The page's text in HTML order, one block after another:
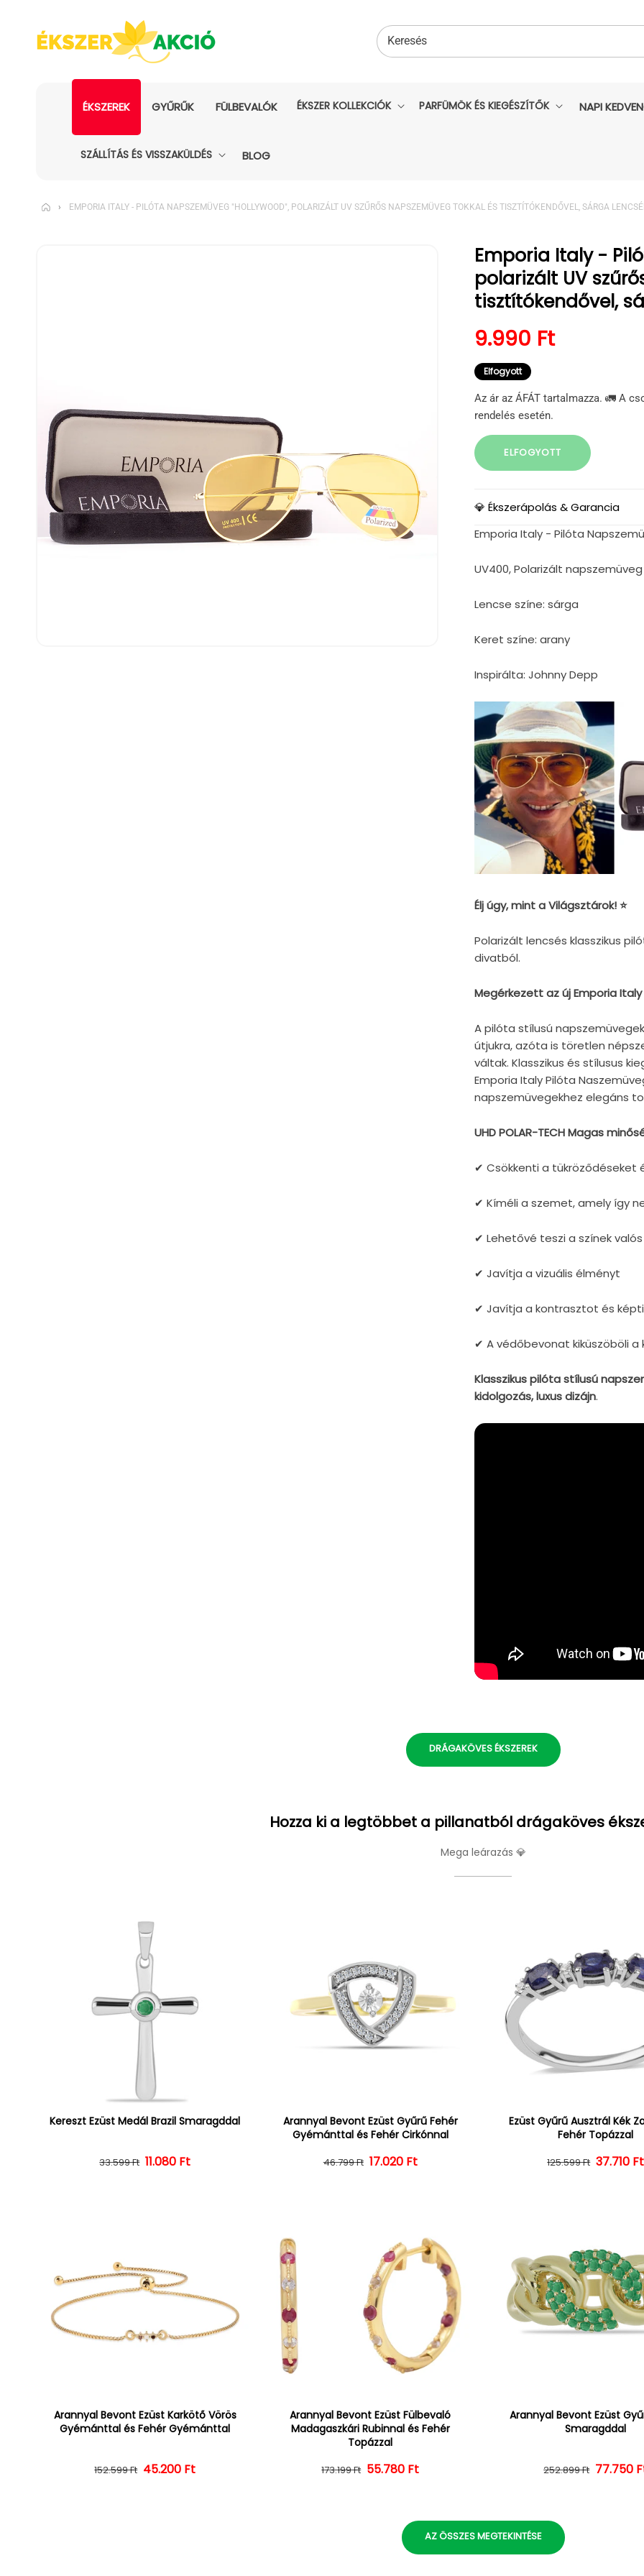
Keresés
ÉKSZEREK GYŰRŰK FÜLBEVALÓK ÉKSZER KOLLEKCIÓK PARFÜMÖK ÉS KIEGÉSZÍTŐK NAPI
SZÁLLÍTÁS ÉS VISSZAKÜLDÉS BLOG
› EMPORIA ITALY - PILÓTA NAPSZEMÜVEG "HOLLYWOOD", POLARIZÁLT UV SZŰRŐS NAPSZEMÜVEG TOKKAL ÉS TISZTÍTÓKENDŐVEL, SÁRGA
Emporia Italy -
polarizált UV
tisztítókendővel,
Normál ár
9.990 Ft
Elfogyott
Az ár az ÁFÁT tartalmazza. 🚛 A
rendelés esetén.
ELFOGYOTT
💎 Ékszerápolás & Garancia
Emporia Italy - Pilóta
UV400, Polarizált
Lencse színe: sárga
Keret színe: arany
Inspirálta: Johnny Depp
Élj úgy, mint a Világsztárok! ⭐
Polarizált lencsés klasszikus
divatból.
Megérkezett az új Emporia
A pilóta stílusú
útjukra, azóta is töretlen
váltak. Klasszikus és stílusus
Emporia Italy Pilóta
napszemüvegekhez elegáns
UHD POLAR-TECH Magas
✔ Csökkenti a tükröződéseket
✔ Kíméli a szemet, amely így
✔ Lehetővé teszi a színek
✔ Javítja a vizuális élményt
✔ Javítja a kontrasztot és
✔ A védőbevonat kiküszöböli a
Klasszikus pilóta stílusú
kidolgozás, luxus dizájn.
DRÁGAKÖVES ÉKSZEREK
Hozza ki a legtöbbet a pillanatból drágaköves
Mega leárazás 💎
Kereszt Ezüst Medál Brazil Smaragddal
Normál ár
33.599 Ft Kedvezményes ár
11.080 Ft
Arannyal Bevont Ezüst Gyűrű Fehér
Gyémánttal és Fehér Cirkónnal
Normál ár
46.799 Ft Kedvezményes ár
17.020 Ft
Ezüst Gyűrű Ausztrál Kék
Fehér Topázzal
Normál ár
125.599 Ft 37.710 Ft
Arannyal Bevont Ezüst Karkötő Vörös
Gyémánttal és Fehér Gyémánttal
Normál ár
152.599 Ft Kedvezményes ár
45.200 Ft
Arannyal Bevont Ezüst Fülbevaló
Madagaszkári Rubinnal és Fehér
Topázzal
Normál ár
173.199 Ft Kedvezményes ár
55.780 Ft
Arannyal Bevont Ezüst
Smaragddal
Normál
252.899 Ft 77.750
AZ ÖSSZES MEGTEKINTÉSE